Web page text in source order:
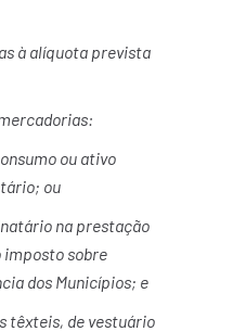
à alíquota prevista
ou ativo
ou
na prestação
imposto sobre
dos Municípios; e
têxteis, de vestuário